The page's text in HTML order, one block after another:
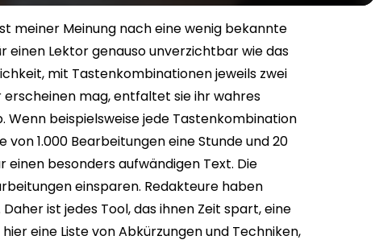
meiner Meinung nach eine wenig bekannte
einen Lektor genauso unverzichtbar wie das
mit Tastenkombinationen jeweils zwei
mag, entfaltet sie ihr wahres
Wenn beispielsweise jede Tastenkombination
1.000 Bearbeitungen eine Stunde und 20
besonders aufwändigen Text. Die
einsparen. Redakteure haben
ist jedes Tool, das ihnen Zeit spart, eine
eine Liste von Abkürzungen und Techniken,